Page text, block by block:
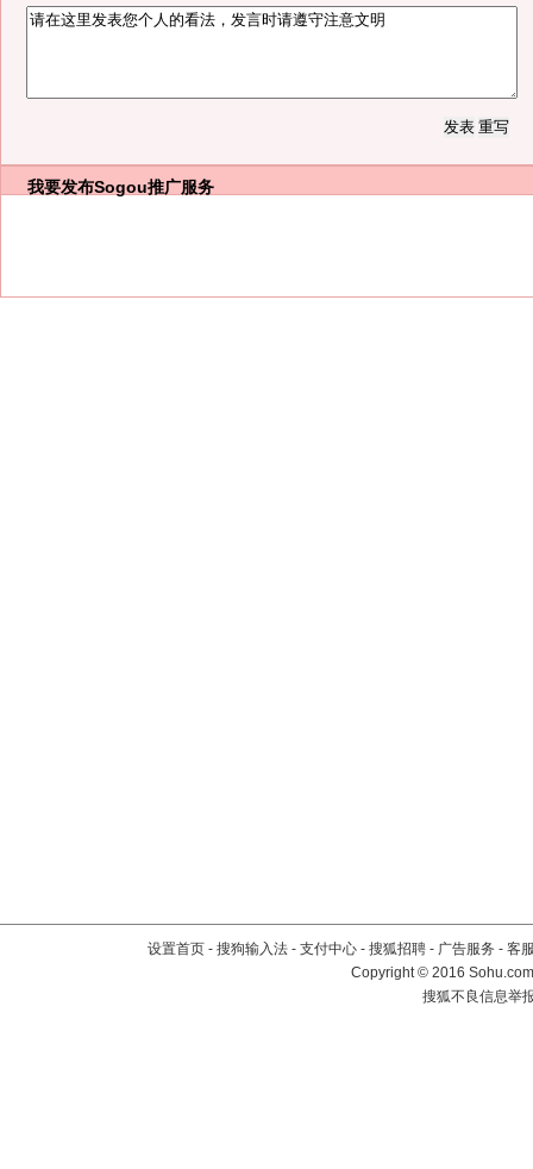
我要发布Sogou推广服务
设置首页 - 搜狗输入法 - 支付中心 - 搜狐招聘 - 广告服务 - 客
Copyright©2016
搜狐不良信息举